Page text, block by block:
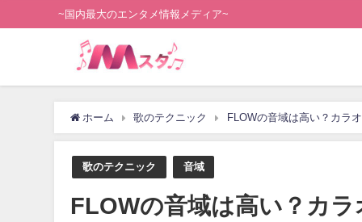
~国内最大のエンタメ情報メディア~
ホーム 歌のテクニック FLOWの音域は高い？カラ
歌のテクニック 音域
FLOWの音域は高い？カ